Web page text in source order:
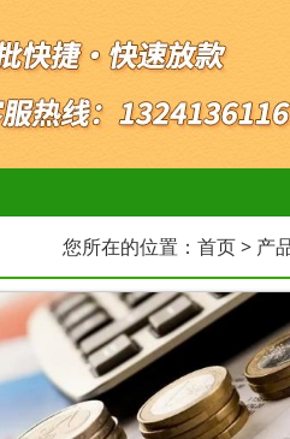
您所在的位置： 首页> 产